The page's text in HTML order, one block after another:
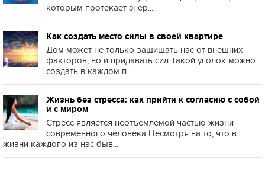
которым протекает энер...
Как создать место силы в своей квартире
Дом может не только защищать нас от внешних
факторов, но и придавать сил Такой уголок можно
создать в каждом п...
Жизнь без стресса: как прийти к согласию с собой
и с миром
Стресс является неотъемлемой частью жизни
современного человека Несмотря на то, что в
жизни каждого из нас быв...